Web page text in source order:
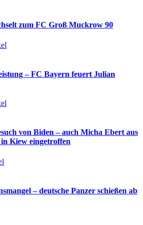
zum FC Groß Muckrow 90
– FC Bayern feuert Julian
von Biden – auch Micha Ebert aus
Kiew eingetroffen
– deutsche Panzer schießen ab